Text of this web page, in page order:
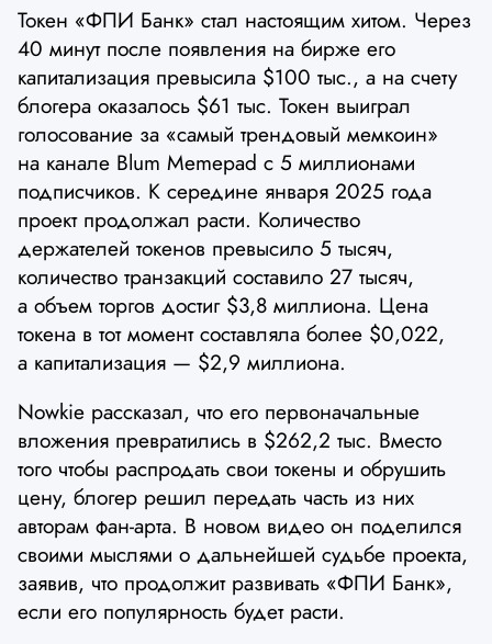
Токен «ФПИ Банк» стал настоящим хитом. Через
40 минут после появления на бирже его
капитализация превысила $100 тыс., а на счету
блогера оказалось $61 тыс. Токен выиграл
голосование за «самый трендовый мемкоин»
на канале Blum Memepad с 5 миллионами
подписчиков. К середине января 2025 года
проект продолжал расти. Количество
держателей токенов превысило 5 тысяч,
количество транзакций составило 27 тысяч,
а объем торгов достиг $3,8 миллиона. Цена
токена в тот момент составляла более $0,022,
а капитализация — $2,9 миллиона.
Nowkie рассказал, что его первоначальные
вложения превратились в $262,2 тыс. Вместо
того чтобы распродать свои токены и обрушить
цену, блогер решил передать часть из них
авторам фан-арта. В новом видео он поделился
своими мыслями о дальнейшей судьбе проекта,
заявив, что продолжит развивать «ФПИ Банк»,
если его популярность будет расти.